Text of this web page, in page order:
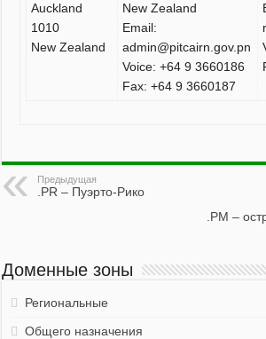
Auckland
1010
New Zealand
New Zealand
Email:
admin@pitcairn.gov.pn
Voice: +64 9 3660186
Fax: +64 9 3660187
Предыдущая
.PR – Пуэрто-Рико
.PM –
Доменные зоны
Региональные
Общего назначения